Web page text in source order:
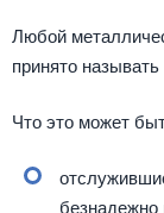
Любой
принято
Что это может
безнадежно